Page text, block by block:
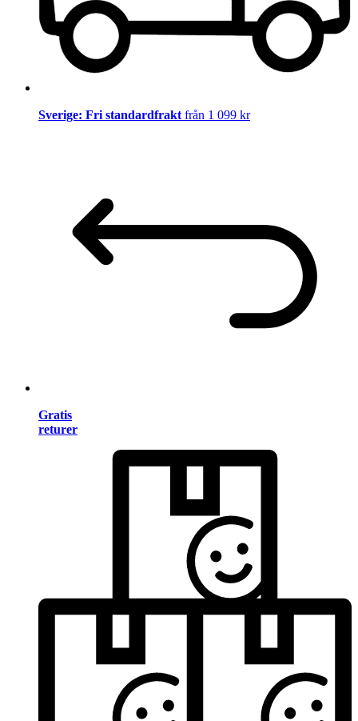
Sverige: Fri standardfrakt från 1 099 kr
Gratis
returer